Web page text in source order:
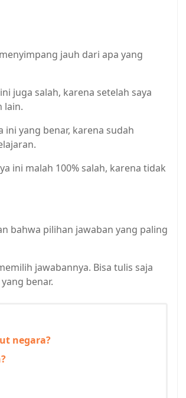
jauh dari apa yang
juga salah, karena setelah saya
lain.
ini yang benar, karena sudah
ini malah 100% salah, karena tidak
bahwa pilihan jawaban yang paling
jawabannya. Bisa tulis saja
benar.
negara?